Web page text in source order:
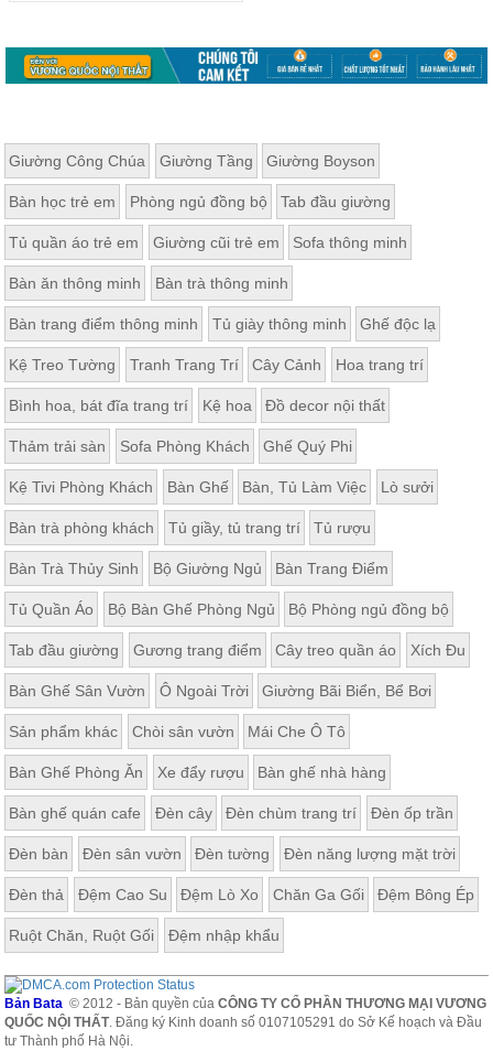
Giường Công Chúa Giường Tầng Giường Boyson
Bàn học trẻ em Phòng ngủ đồng bộ Tab đầu giường
Tủ quần áo trẻ em Giường cũi trẻ em Sofa thông minh
Bàn ăn thông minh Bàn trà thông minh
Bàn trang điểm thông minh Tủ giày thông minh Ghế độc lạ
Kệ Treo Tường Tranh Trang Trí Cây Cảnh Hoa trang trí
Bình hoa, bát đĩa trang trí Kệ hoa Đồ decor nội thất
Thảm trải sàn Sofa Phòng Khách Ghế Quý Phi
Kệ Tivi Phòng Khách Bàn Ghế Bàn, Tủ Làm Việc Lò sưởi
Bàn trà phòng khách Tủ giầy, tủ trang trí Tủ rượu
Bàn Trà Thủy Sinh Bộ Giường Ngủ Bàn Trang Điểm
Tủ Quần Áo Bộ Bàn Ghế Phòng Ngủ Bộ Phòng ngủ đồng bộ
Tab đầu giường Gương trang điểm Cây treo quần áo Xích Đu
Bàn Ghế Sân Vườn Ô Ngoài Trời Giường Bãi Biển, Bể Bơi
Sản phẩm khác Chòi sân vườn Mái Che Ô Tô
Bàn Ghế Phòng Ăn Xe đẩy rượu Bàn ghế nhà hàng
Bàn ghế quán cafe Đèn cây Đèn chùm trang trí Đèn ốp trần
Đèn bàn Đèn sân vườn Đèn tường Đèn năng lượng mặt trời
Đèn thả Đệm Cao Su Đệm Lò Xo Chăn Ga Gối Đệm Bông Ép
Ruột Chăn, Ruột Gối Đệm nhập khẩu
Bản Bata © 2012 - Bản quyền củaCÔNG TY CỔ PHẦN THƯƠNG MẠI VƯƠNG
QUỐC NỘI THẤT. Đăng ký Kinh doanh số 0107105291 do Sở Kế hoạch và Đầu
tư Thành phố Hà Nội.